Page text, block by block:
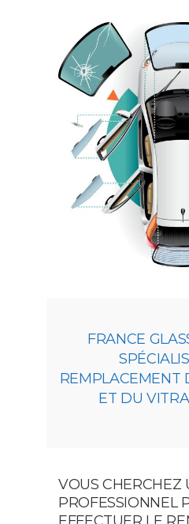
FRANCE
REMPLACEMENT
ET DU
VOUS CHERCHEZ
PROFESSIONNEL